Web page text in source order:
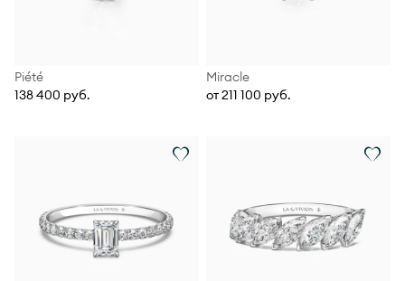
Piété
138 400 руб.
Miracle
от 211 100 руб.